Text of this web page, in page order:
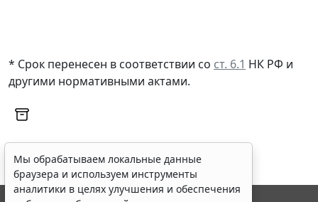
* Срок перенесен в соответствии со ст. 6.1 НК РФ и
другими нормативными актами.
Мы обрабатываем локальные данные
браузера и используем инструменты
аналитики в целях улучшения и обеспечения